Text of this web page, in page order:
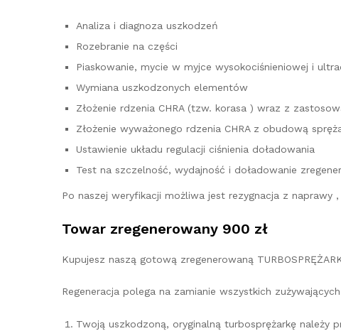
Analiza i diagnoza uszkodzeń
Rozebranie na części
Piaskowanie, mycie w myjce wysokociśnieniowej i
Wymiana uszkodzonych elementów
Złożenie rdzenia CHRA (tzw. korasa ) wraz z
Złożenie wyważonego rdzenia CHRA z obudową
Ustawienie układu regulacji ciśnienia doładowania
Test na szczelność, wydajność i doładowanie
Po naszej weryfikacji możliwa jest rezygnacja z
Towar zregenerowany 900 zł
Kupujesz naszą gotową zregenerowaną
Regeneracja polega na zamianie wszystkich
Twoją uszkodzoną, oryginalną turbosprężarkę należy